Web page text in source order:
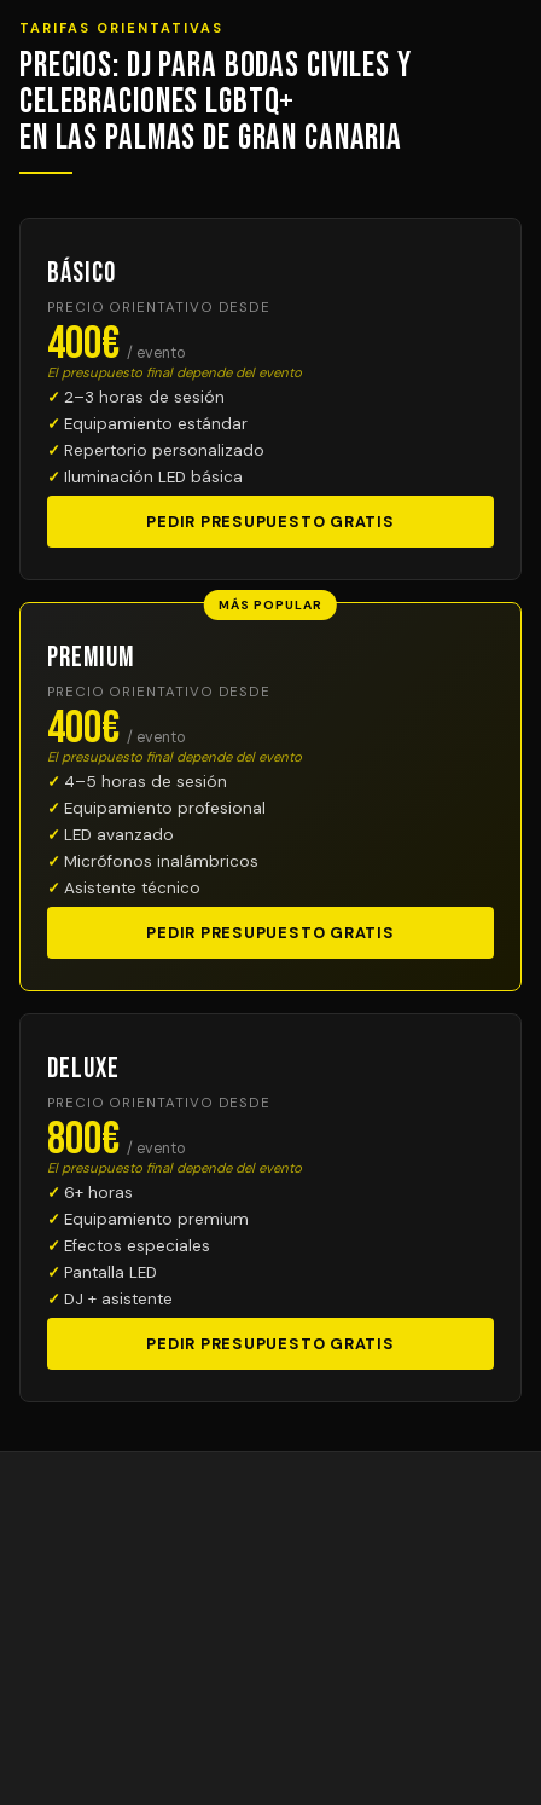
TARIFAS ORIENTATIVAS
Precios: DJ para Bodas Civiles y
Celebraciones LGBTQ+
en Las Palmas de Gran Canaria
Básico
PRECIO ORIENTATIVO DESDE
400€ / evento
El presupuesto final depende del evento
2–3 horas de sesión
Equipamiento estándar
Repertorio personalizado
Iluminación LED básica
PEDIR PRESUPUESTO GRATIS
MÁS POPULAR
Premium
PRECIO ORIENTATIVO DESDE
400€ / evento
El presupuesto final depende del evento
4–5 horas de sesión
Equipamiento profesional
LED avanzado
Micrófonos inalámbricos
Asistente técnico
PEDIR PRESUPUESTO GRATIS
Deluxe
PRECIO ORIENTATIVO DESDE
800€ / evento
El presupuesto final depende del evento
6+ horas
Equipamiento premium
Efectos especiales
Pantalla LED
DJ + asistente
PEDIR PRESUPUESTO GRATIS